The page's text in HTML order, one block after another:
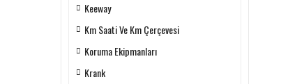
Keeway
Km Saati Ve Km Çerçevesi
Koruma Ekipmanları
Krank